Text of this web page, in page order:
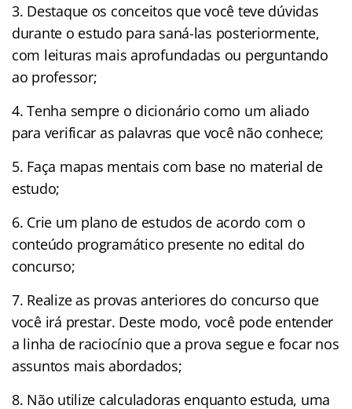
3. Destaque os conceitos que você teve dúvidas
durante o estudo para saná-las posteriormente,
com leituras mais aprofundadas ou perguntando
ao professor;
4. Tenha sempre o dicionário como um aliado
para verificar as palavras que você não conhece;
5. Faça mapas mentais com base no material de
estudo;
6. Crie um plano de estudos de acordo com o
conteúdo programático presente no edital do
concurso;
7. Realize as provas anteriores do concurso que
você irá prestar. Deste modo, você pode entender
a linha de raciocínio que a prova segue e focar nos
assuntos mais abordados;
8. Não utilize calculadoras enquanto estuda, uma